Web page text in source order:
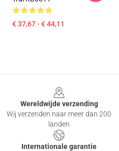
€ 37,67 - € 44,11
Wereldwijde verzending
Wij verzenden naar meer dan 200
landen
Internationale garantie